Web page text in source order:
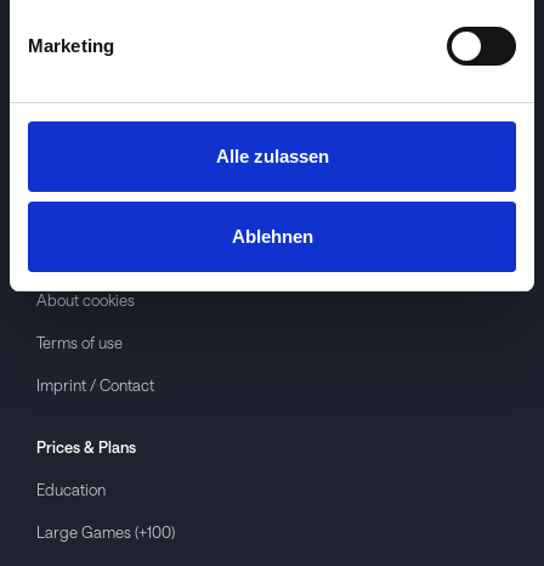
Marketing
Alle zulassen
Ablehnen
About cookies
Terms of use
Imprint / Contact
Prices & Plans
Education
Large Games (+100)